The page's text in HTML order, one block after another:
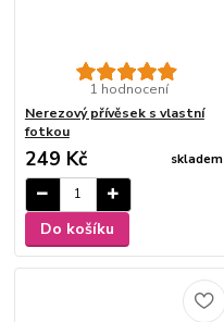
1 hodnocení
Nerezový přívěsek s vlastní
fotkou
249 Kč skladem
Do košíku